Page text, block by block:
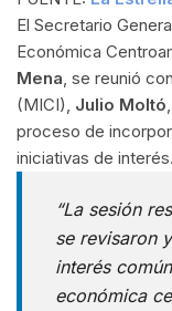
El Secretario
Económica
Mena , se reunió
(MICI), Julio Moltó
proceso de
iniciativas de interés.
“La sesión
se revisaron
interés
económica